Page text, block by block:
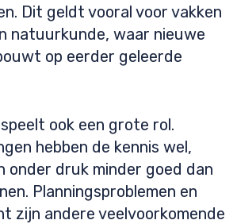
Dit geldt vooral voor vakken
natuurkunde, waar nieuwe
op eerder geleerde
ook een grote rol.
hebben de kennis wel,
onder druk minder goed dan
Planningsproblemen en
zijn andere veelvoorkomende